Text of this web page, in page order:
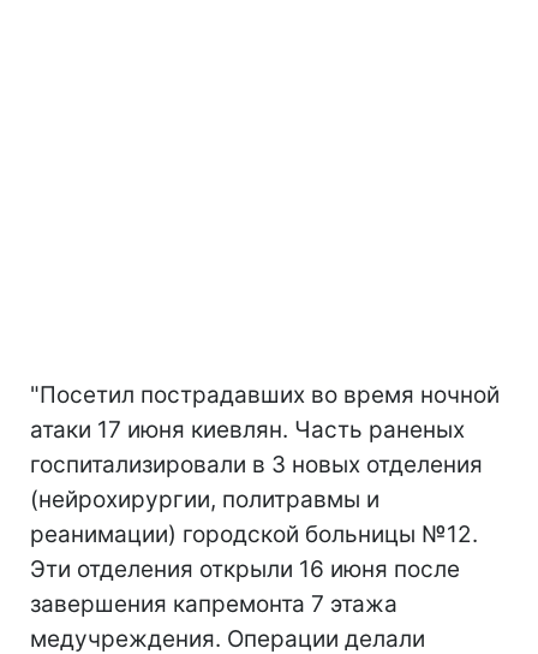
"Посетил пострадавших во время ночной
атаки 17 июня киевлян. Часть раненых
госпитализировали в 3 новых отделения
(нейрохирургии, политравмы и
реанимации) городской больницы №12.
Эти отделения открыли 16 июня после
завершения капремонта 7 этажа
медучреждения. Операции делали